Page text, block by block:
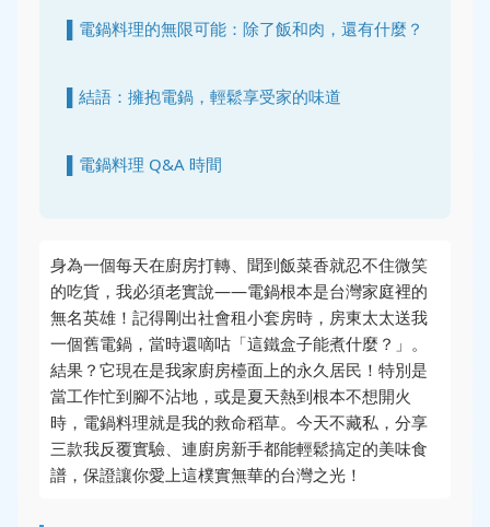
▌電鍋料理的無限可能：除了飯和肉，還有什麼？
▌結語：擁抱電鍋，輕鬆享受家的味道
▌電鍋料理 Q&A 時間
身為一個每天在廚房打轉、聞到飯菜香就忍不住微笑
的吃貨，我必須老實說——電鍋根本是台灣家庭裡的
無名英雄！記得剛出社會租小套房時，房東太太送我
一個舊電鍋，當時還嘀咕「這鐵盒子能煮什麼？」。
結果？它現在是我家廚房檯面上的永久居民！特別是
當工作忙到腳不沾地，或是夏天熱到根本不想開火
時，電鍋料理就是我的救命稻草。今天不藏私，分享
三款我反覆實驗、連廚房新手都能輕鬆搞定的美味食
譜，保證讓你愛上這樸實無華的台灣之光！